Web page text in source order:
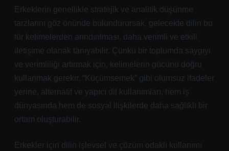
Erkeklerin genellikle stratejik ve analitik düşünme
tarzlarını göz önünde bulundurursak, gelecekte dilin bu
tür kelimelerden arındırılması, daha verimli ve etkili
iletişime olanak tanıyabilir. Çünkü bir toplumda saygıyı
ve verimliliği artırmak için, kelimelerin gücünü doğru
kullanmak gerekir. “Küçümsemek” gibi olumsuz ifadeler
yerine, alternatif ve yapıcı dil kullanımları, hem iş
dünyasında hem de sosyal ilişkilerde daha sağlıklı bir
ortam oluşturabilir.
Erkekler için dilin işlevsel ve çözüm odaklı kullanımı